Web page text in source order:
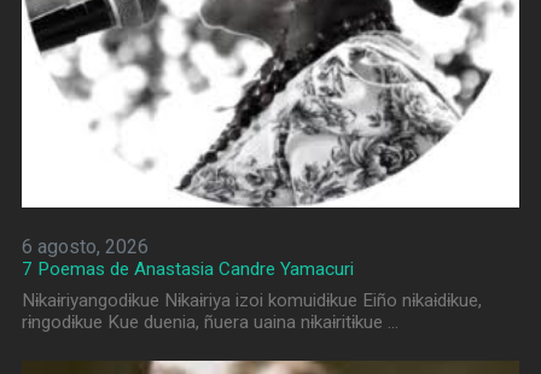
6 agosto, 2026
7 Poemas de Anastasia Candre Yamacuri
Nɨkaɨriyangodɨkue Nɨkaɨriya izoi komuidɨkue Eiño nɨkaɨdɨkue,
rɨngodɨkue Kue duenia, ñuera uaina nɨkaɨritɨkue …